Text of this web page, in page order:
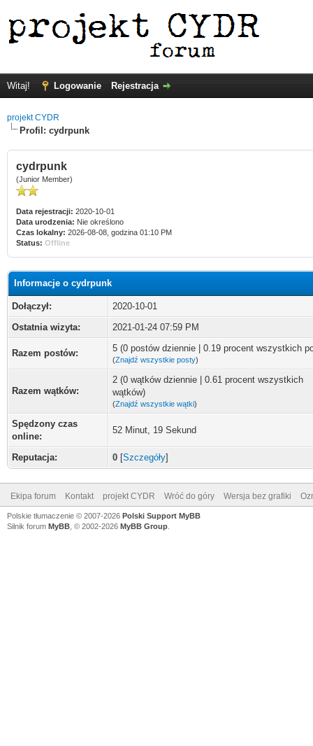
Witaj! Logowanie Rejestracja
projekt CYDR
Profil: cydrpunk
cydrpunk
(Junior Member)
Data rejestracji: 2020-10-01
Data urodzenia: Nie określono
Czas lokalny: 2026-08-08, godzina 01:10 PM
Status: Offline
Informacje o cydrpunk
Dołączył:
2020-10-01
Ostatnia wizyta:
2021-01-24 07:59 PM
Razem postów: 5 (0 postów dziennie | 0.19 procent wszystkich
(Znajdź wszystkie posty)
Razem wątków:
2 (0 wątków dziennie | 0.61 procent wszystkich
wątków)
(Znajdź wszystkie wątki)
Spędzony czas
online:
52 Minut, 19 Sekund
Reputacja: 0 [Szczegóły]
Ekipa forum Kontakt projekt CYDR Wróć do góry Wersja bez grafiki
Polskie tłumaczenie © 2007-2026 Polski Support MyBB
Silnik forum MyBB , © 2002-2026 MyBB Group